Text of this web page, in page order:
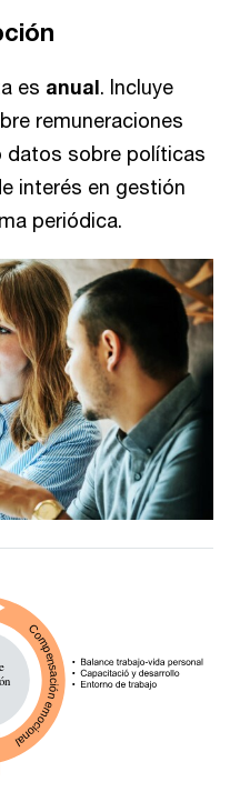
es anual. Incluye
remuneraciones
datos sobre políticas
interés en gestión
periódica.